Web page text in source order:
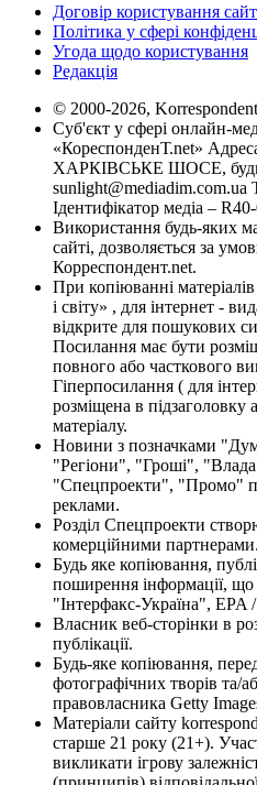
Договір користування
Політика у сфері
Угода щодо користування
Редакція
© 2000-2026,
Суб'єкт у сфері онлайн-
«КореспонденТ.net»
ХАРКІВСЬКЕ ШОСЕ,
sunlight@mediadim.com.ua
Ідентифікатор медіа –
Використання будь-яких
сайті, дозволяється за
Корреспондент.net.
При копіюванні
і світу» , для інтернет -
відкрите для пошукових
Посилання має бути
повного або часткового
Гіперпосилання ( для
розміщена в підзаголовку
матеріалу.
Новини з позначками
"Регіони", "Гроші",
"Спецпроекти", "Промо"
реклами.
Розділ Спецпроекти
комерційними партнерами.
Будь яке копіювання,
поширення інформації, що
"Інтерфакс-Україна", EPA
Власник веб-сторінки в
публікації.
Будь-яке копіювання,
фотографічних творів та/
правовласника Getty
Матеріали сайту
старше 21 року (21+).
викликати ігрову